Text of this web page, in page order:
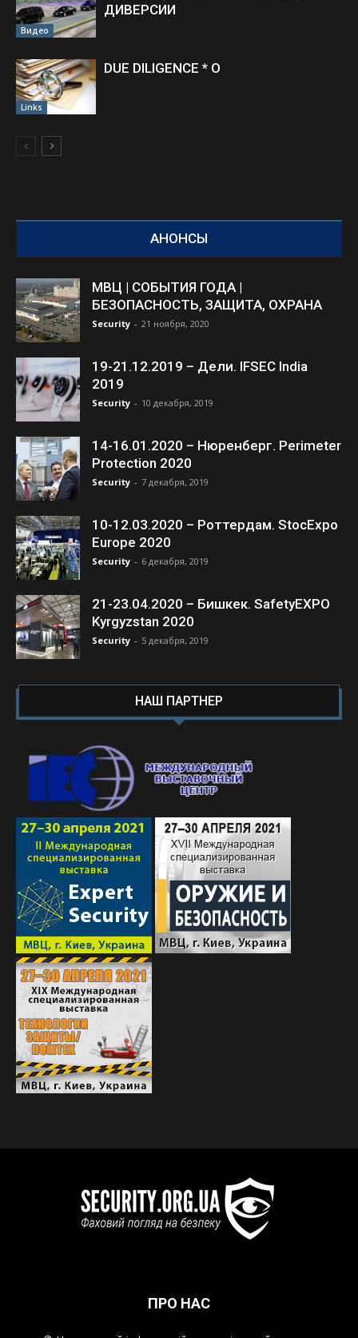
Видео
ДИВЕРСИИ
Links
DUE DILIGENCE * O
АНОНСЫ
МВЦ | СОБЫТИЯ ГОДА |
БЕЗОПАСНОСТЬ, ЗАЩИТА, ОХРАНА
Security - 21 ноября, 2020
19-21.12.2019 – Дели. IFSEC India
2019
Security - 10 декабря, 2019
14-16.01.2020 – Нюренберг. Perimeter
Protection 2020
Security - 7 декабря, 2019
10-12.03.2020 – Роттердам. StocExpo
Europe 2020
Security - 6 декабря, 2019
21-23.04.2020 – Бишкек. SafetyEXPO
Kyrgyzstan 2020
Security - 5 декабря, 2019
НАШ ПАРТНЕР
ПРО НАС